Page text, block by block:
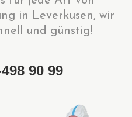
in Leverkusen, wir
und günstig!
90 99